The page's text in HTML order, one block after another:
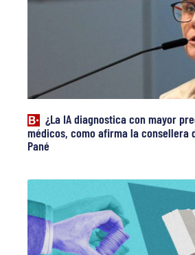
¿La IA diagnostica con mayor
médicos, como afirma la consellera
Pané